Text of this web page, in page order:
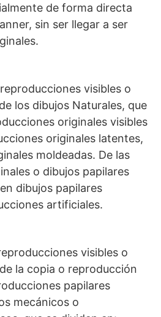
de forma directa
sin ser llegar a ser
visibles o
los dibujos Naturales, que
originales visibles
originales latentes,
moldeadas. De las
o dibujos papilares
dibujos papilares
artificiales.
visibles o
la copia o reproducción
papilares
mecánicos o